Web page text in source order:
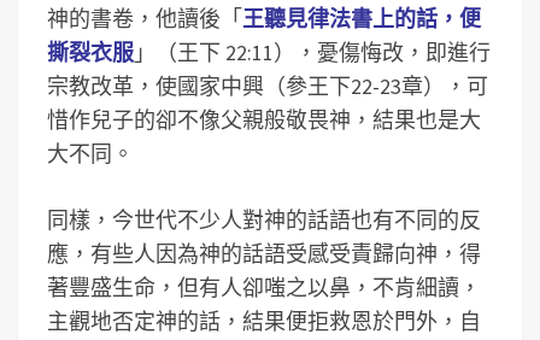
神的書卷，他讀後「王聽見律法書上的話，便
撕裂衣服 」（王下 22:11），憂傷悔改，即進行
宗教改革，使國家中興（參王下22-23章），可
惜作兒子的卻不像父親般敬畏神，結果也是大
大不同。
同樣，今世代不少人對神的話語也有不同的反
應，有些人因為神的話語受感受責歸向神，得
著豐盛生命，但有人卻嗤之以鼻，不肯細讀，
主觀地否定神的話，結果便拒救恩於門外，自